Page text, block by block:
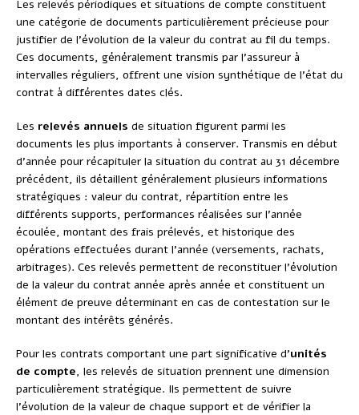
Les relevés périodiques et situations de compte constituent
une catégorie de documents particulièrement précieuse pour
justifier de l’évolution de la valeur du contrat au fil du temps.
Ces documents, généralement transmis par l’assureur à
intervalles réguliers, offrent une vision synthétique de l’état du
contrat à différentes dates clés.
Les relevés annuels de situation figurent parmi les
documents les plus importants à conserver. Transmis en début
d’année pour récapituler la situation du contrat au 31 décembre
précédent, ils détaillent généralement plusieurs informations
stratégiques : valeur du contrat, répartition entre les
différents supports, performances réalisées sur l’année
écoulée, montant des frais prélevés, et historique des
opérations effectuées durant l’année (versements, rachats,
arbitrages). Ces relevés permettent de reconstituer l’évolution
de la valeur du contrat année après année et constituent un
élément de preuve déterminant en cas de contestation sur le
montant des intérêts générés.
Pour les contrats comportant une part significative d’unités
de compte, les relevés de situation prennent une dimension
particulièrement stratégique. Ils permettent de suivre
l’évolution de la valeur de chaque support et de vérifier la